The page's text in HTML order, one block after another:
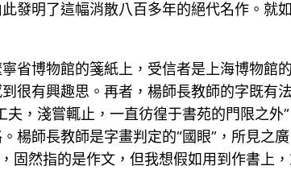
發明了這幅消散八百多年的絕代名作。就
省博物館的箋紙上，受信者是上海博物館
很有興趣思。再者，楊師長教師的字既有
，淺嘗輒止，一直彷徨于書苑的門限之外
師長教師是字畫判定的“國眼”，所見之
固然指的是作文，但我想假如用到作書上